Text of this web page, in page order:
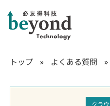
トップ » よくある質問 »
クラ